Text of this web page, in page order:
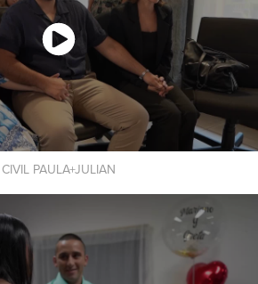
CIVIL PAULA+JULIAN